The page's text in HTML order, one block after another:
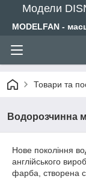
Модели
MODELFAN -
Товари та
Водорозчинна
Нове покоління
англійського
фарба, створена